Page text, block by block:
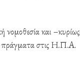
νομοθεσία και
πράγματα στις Η.Π.Α.